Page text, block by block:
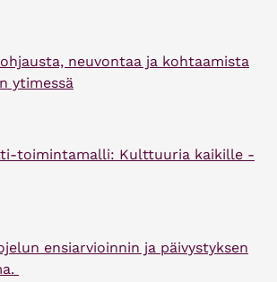
neuvontaa ja kohtaamista
ytimessä
toimintamalli: Kulttuuria kaikille -
ensiarvioinnin ja päivystyksen